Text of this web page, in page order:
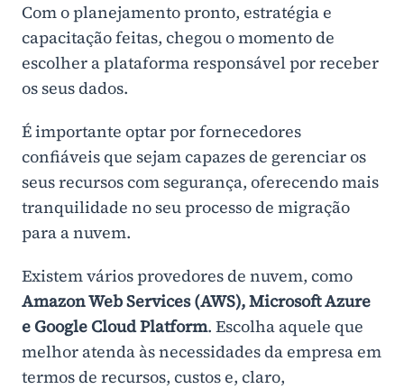
Com o planejamento pronto, estratégia e
capacitação feitas, chegou o momento de
escolher a plataforma responsável por receber
os seus dados.
É importante optar por fornecedores
confiáveis que sejam capazes de gerenciar os
seus recursos com segurança, oferecendo mais
tranquilidade no seu processo de migração
para a nuvem.
Existem vários provedores de nuvem, como
Amazon Web Services (AWS), Microsoft Azure
e Google Cloud Platform. Escolha aquele que
melhor atenda às necessidades da empresa em
termos de recursos, custos e, claro,